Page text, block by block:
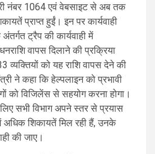
नंबर 1064 एवं वेबसाइट से अब तक
प्राप्त हुईं। इन पर कार्यवाही
ट्रैप की कार्यवाही में
वापस दिलाने की प्रक्रिया
व्यक्तियों को यह राशि वापस देने की
ने कहा कि हेल्पलाइन को प्रभावी
को विजिलेंस से सहयोग करना होगा।
सभी विभाग अपने स्तर से प्रयास
अधिक शिकायतें मिल रही हैं, उनके
की जाए।